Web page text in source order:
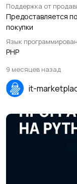
Поддержка от
Предоставляется
покупки
Язык
PHP
9 месяцев назад
it-